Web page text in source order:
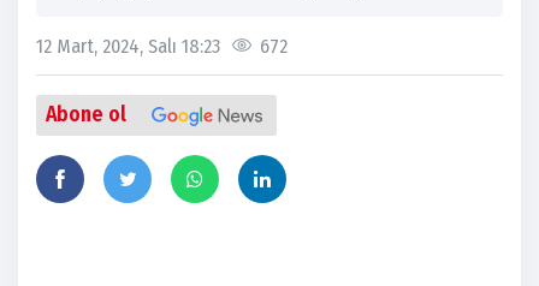
12 Mart, 2024, Salı 18:23 672
Abone ol